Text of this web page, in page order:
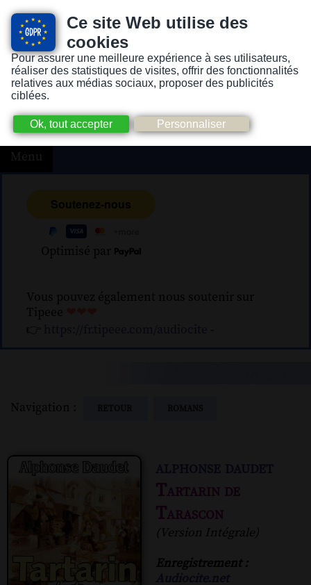
Ce site Web utilise des
cookies
Pour assurer une meilleure expérience à ses utilisateurs,
réaliser des statistiques de visites, offrir des fonctionnalités
relatives aux médias sociaux, proposer des publicités
ciblées.
Version pour personnes mal-voyantes ou non-voyantes
Menu
Optimisé par
Vous pouvez également nous soutenir sur
Tipeee
👉
-
Navigation :
Tartarin de
Tarascon
(Version Intégrale)
Enregistrement :